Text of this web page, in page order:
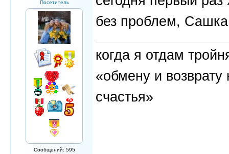
Посетитель
Сообщений: 595
без проблем,
когда я отдам
«обмену и
счастья»